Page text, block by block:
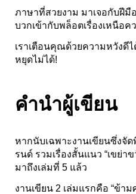
ภาษาที่สวยงาม มาเจอกับฝีมื
บวกเข้ากับพล็อตเรื่องเหนือ
เราเตือนคุณด้วยความหวังดี
หยุดไม่ได้!
คำนำผู้เขียน
หากนับเฉพาะงานเขียนซึ่งจั
รนด์ รวมเรื่องสั้นแนว “เขย่า
มาถึงเล่มที่ 5 แล้ว
งานเขียน 2 เล่มแรกคือ “ข้า